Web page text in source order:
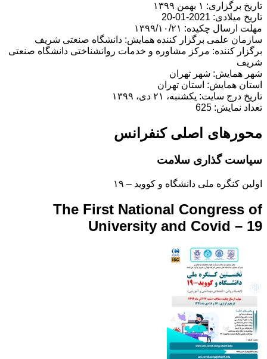
تاریخ برگزاری: ۱ بهمن ۱۳۹۹
تاریخ میلادی: 2021-01-20
مهلت ارسال چکیده: ۱۳۹۹/۱۰/۲۱
سازمان علمی برگزار کننده همایش: دانشگاه صنعتی شریف
برگزار کننده: مرکز مشاوره و خدمات روانشناختی دانشگاه صنعتی
شریف
شهر همایش: شهر تهران
استان همایش: استان تهران
تاریخ درج سایت: یکشنبه، ۲۱ دی، ۱۳۹۹
تعداد نمایش: 625
محورهای اصلی کنفرانس
سیاست گذاری سلامت
اولین کنگره ملی دانشگاه و کووید – ۱۹
The First National Congress of
University and Covid – 19